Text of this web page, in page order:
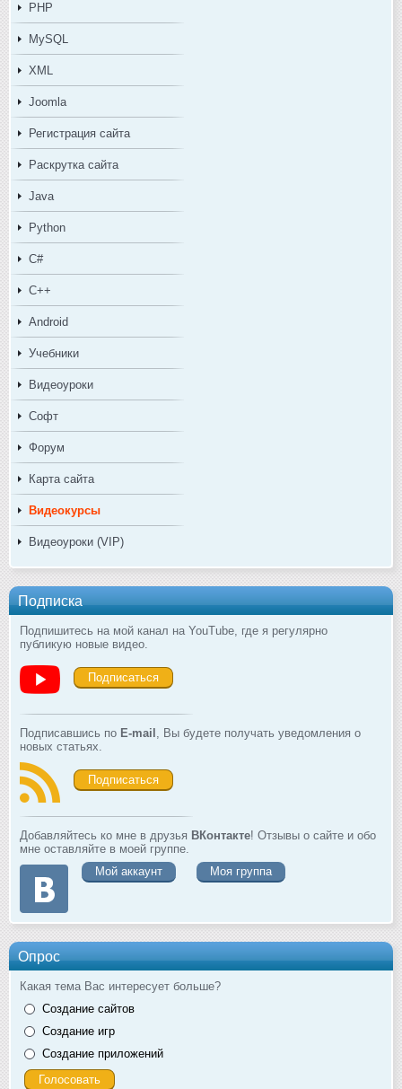
PHP
MySQL
XML
Joomla
Регистрация сайта
Раскрутка сайта
Java
Python
C#
C++
Android
Учебники
Видеоуроки
Софт
Форум
Карта сайта
Видеокурсы
Видеоуроки (VIP)
Подписка
Подпишитесь на мой канал на YouTube, где я регулярно
публикую новые видео.
Подписаться
Подписавшись по E-mail , Вы будете получать уведомления о
новых статьях.
Подписаться
Добавляйтесь ко мне в друзья ВКонтакте! Отзывы о сайте и обо
мне оставляйте в моей группе.
Мой аккаунт
Моя группа
Опрос
Какая тема Вас интересует больше?
Создание сайтов
Создание игр
Создание приложений